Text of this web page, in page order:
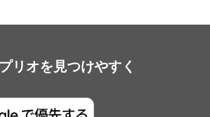
リオを見つけやすく